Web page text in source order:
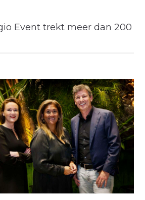
Event trekt meer dan 200